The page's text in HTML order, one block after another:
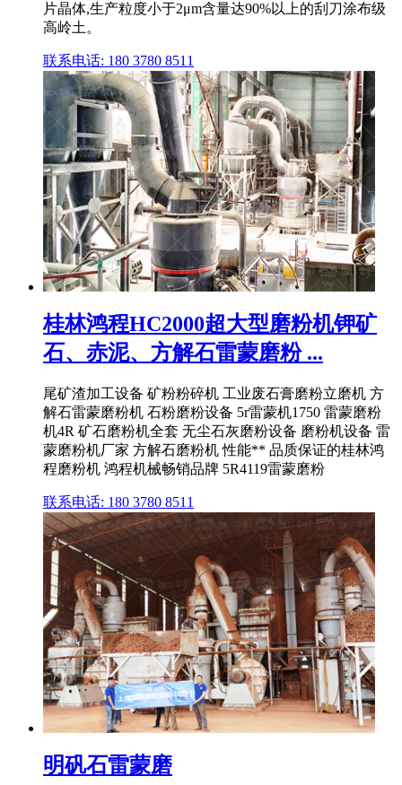
片晶体,生产粒度小于2μm含量达90%以上的刮刀涂布级
高岭土。
联系电话: 180 3780 8511
桂林鸿程HC2000超大型磨粉机钾矿
石、赤泥、方解石雷蒙磨粉 ...
尾矿渣加工设备 矿粉粉碎机 工业废石膏磨粉立磨机 方
解石雷蒙磨粉机 石粉磨粉设备 5r雷蒙机1750 雷蒙磨粉
机4R 矿石磨粉机全套 无尘石灰磨粉设备 磨粉机设备 雷
蒙磨粉机厂家 方解石磨粉机 性能** 品质保证的桂林鸿
程磨粉机 鸿程机械畅销品牌 5R4119雷蒙磨粉
联系电话: 180 3780 8511
明矾石雷蒙磨